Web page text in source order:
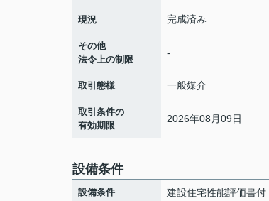
現況 完成済み
その他
法令上の制限
-
取引態様 一般媒介
取引条件の
有効期限
2026年08月09日
設備条件
設備条件
建設住宅性能評価書